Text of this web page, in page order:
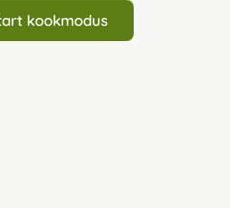
kookmodus